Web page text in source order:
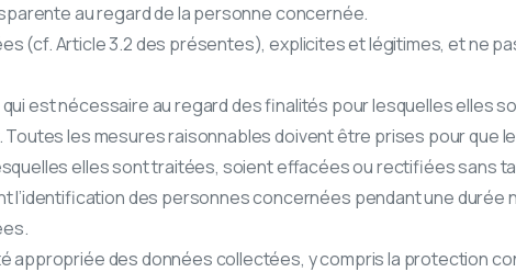
au regard de la personne concernée.
(cf. Article 3.2 des présentes), explicites et légitimes, et ne
est nécessaire au regard des finalités pour lesquelles elles
les mesures raisonnables doivent être prises pour que
elles sont traitées, soient effacées ou rectifiées sans
des personnes concernées pendant une durée
appropriée des données collectées, y compris la protection